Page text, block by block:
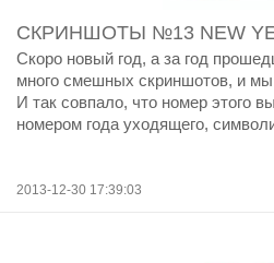
СКРИНШОТЫ №13 NEW
Скоро новый год, а за год
много смешных скриншотов, и
И так совпало, что номер этого
номером года уходящего,
2013-12-30 17:39:03